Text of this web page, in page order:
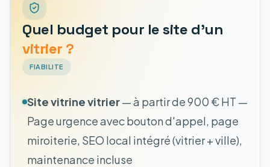
Quel budget pour le site d'un
vitrier ?
FIABILITE
Site vitrine vitrier— à partir de 900 € HT —
Page urgence avec bouton d'appel, page
miroiterie, SEO local intégré (vitrier + ville),
maintenance incluse